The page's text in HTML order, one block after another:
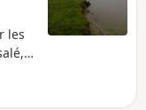
les